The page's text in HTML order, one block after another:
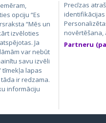
GetaPro.lv
GetaPro.ee
opciju “Es
“Mēs un
izvēloties
Ja
var nebūt
savu izvēli
tīmekļa lapas
ir redzama.
informāciju
Precīzas
novērtēšana,
Partneru